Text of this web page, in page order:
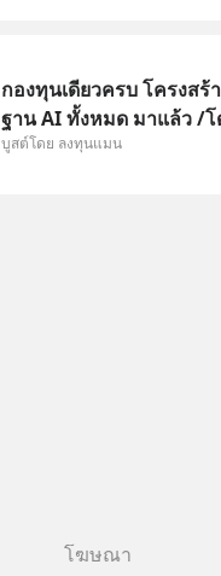
กองทุนเดียวครบ โครงสร้
ฐาน AI ทั้งหมด มาแล้ว /โ
ลงทุนแมน AI Supercycle
บูสต์โดย ลงทุนแมน
โฆษณา